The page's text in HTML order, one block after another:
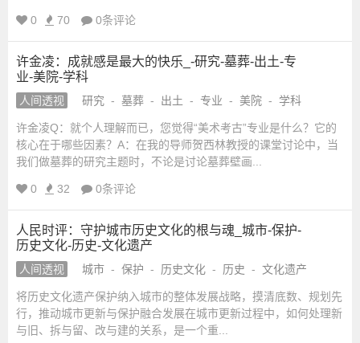
0 70 0条评论
许金凌：成就感是最大的快乐_-研究-墓葬-出土-专
业-美院-学科
人间透视 研究 - 墓葬 - 出土 - 专业 - 美院 - 学科
许金凌Q：就个人理解而已，您觉得“美术考古”专业是什么？它的
核心在于哪些因素？A：在我的导师贺西林教授的课堂讨论中，当
我们做墓葬的研究主题时，不论是讨论墓葬壁画...
0 32 0条评论
人民时评：守护城市历史文化的根与魂_城市-保护-
历史文化-历史-文化遗产
人间透视 城市 - 保护 - 历史文化 - 历史 - 文化遗产
将历史文化遗产保护纳入城市的整体发展战略，摸清底数、规划先
行，推动城市更新与保护融合发展在城市更新过程中，如何处理新
与旧、拆与留、改与建的关系，是一个重...